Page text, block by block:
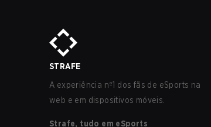
STRAFE
A experiência nº1 dos fãs de eSports na
web e em dispositivos móveis.
Strafe, tudo em eSports